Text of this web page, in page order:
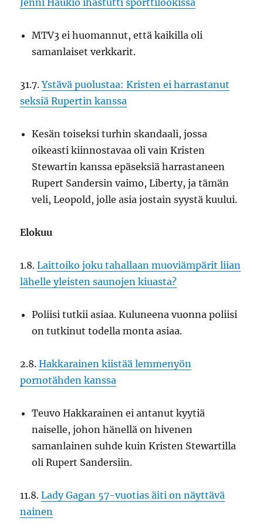
Jenni Haukio ihastutti sporttilookissa
MTV3 ei huomannut, että kaikilla oli
samanlaiset verkkarit.
31.7.Ystävä puolustaa: Kristen ei harrastanut
seksiä Rupertin kanssa
Kesän toiseksi turhin skandaali, jossa
oikeasti kiinnostavaa oli vain Kristen
Stewartin kanssa epäseksiä harrastaneen
Rupert Sandersin vaimo, Liberty, ja tämän
veli, Leopold, jolle asia jostain syystä kuului.
Elokuu
1.8.Laittoiko joku tahallaan muoviämpärit liian
lähelle yleisten saunojen kiuasta?
Poliisi tutkii asiaa. Kuluneena vuonna poliisi
on tutkinut todella monta asiaa.
2.8.Hakkarainen kiistää lemmenyön
pornotähden kanssa
Teuvo Hakkarainen ei antanut kyytiä
naiselle, johon hänellä on hivenen
samanlainen suhde kuin Kristen Stewartilla
oli Rupert Sandersiin.
11.8.Lady Gagan 57-vuotias äiti on näyttävä
nainen